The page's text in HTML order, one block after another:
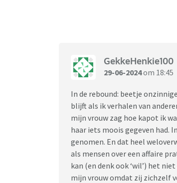
ik hou dit heel erg tegen, het
altijd niet. Maar ik ben zo
Wat moet ik doen ik weet het
verschrikkelijk. Het is
onbeantwoorde liefde, zich
Hem blokkeren en
een andere manier. Dit triggert
m’n kinderen, Ik heb m’n
hij anders ook aan m’n deur
GekkeHenkie100
29-06-2024om 18:45
In de rebound: beetje
blijft als ik verhalen van
mijn vrouw zag hoe kapot ik
haar iets moois gegeven had.
genomen. En dat heel
als mensen over een affaire
kan (en denk ook ‘wil’) het
mijn vrouw omdat zij zichzelf